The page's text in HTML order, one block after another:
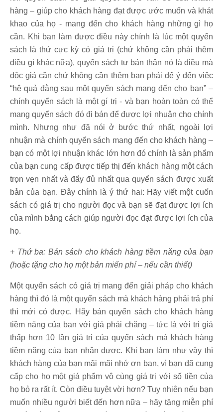
hàng – giúp cho khách hàng đạt được ước muốn và khát
khao của họ - mang đến cho khách hàng những gì họ
cần. Khi bạn làm được điều này chính là lúc một quyển
sách là thứ cực kỳ có giá trị (chứ không cần phải thêm
điều gì khác nữa), quyển sách tự bản thân nó là điều mà
độc giả cần chứ không cần thêm bạn phải để ý đến việc
“hệ quả đằng sau một quyển sách mang đến cho bạn” –
chính quyển sách là một gí trị - và bạn hoàn toàn có thể
mang quyển sách đó đi bán để được lợi nhuận cho chính
mình. Nhưng như đã nói ở bước thứ nhất, ngoài lợi
nhuận mà chính quyển sách mang đến cho khách hàng –
bạn có một lợi nhuận khác lớn hơn đó chính là sản phẩm
của bạn cung cấp được tiếp thị đến khách hàng một cách
trọn vẹn nhất và đẩy đủ nhất qua quyển sách được xuất
bản của bạn. Đây chính là ý thứ hai: Hãy viết một cuốn
sách có giá trị cho người đọc và bạn sẽ đạt được lợi ích
của mình bằng cách giúp người đọc đạt được lợi ích của
họ.
+ Thứ ba: Bán sách cho khách hàng tiềm năng của bạn
(hoặc tặng cho họ một bản miến phí – nếu cần thiết)
Một quyển sách có giá trị mang đến giải pháp cho khách
hàng thì đó là một quyển sách mà khách hàng phải trả phí
thì mới có được. Hãy bán quyển sách cho khách hàng
tiềm năng của bạn với giá phải chăng – tức là với trị giá
thấp hơn 10 lần giá trị của quyển sách mà khách hàng
tiềm năng của bạn nhận được. Khi bạn làm như vậy thì
khách hàng của bạn mãi mãi nhớ ơn bạn, vì bạn đã cung
cấp cho họ một giá phẩm vô cùng giá trị với số tiền của
họ bỏ ra rất ít. Còn điều tuyệt vời hơn? Tuy nhiên nếu bạn
muốn nhiều người biết đến hơn nữa – hãy tặng miễn phí